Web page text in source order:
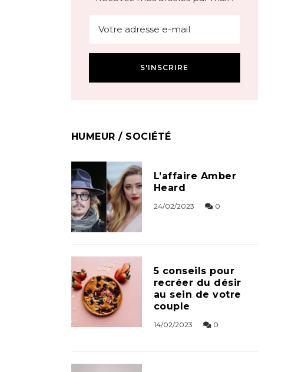
HUMEUR / SOCIÉTÉ
L’affaire Amber
Heard
24/02/2023 0
5 conseils pour
recréer du désir
au sein de votre
couple
14/02/2023 0